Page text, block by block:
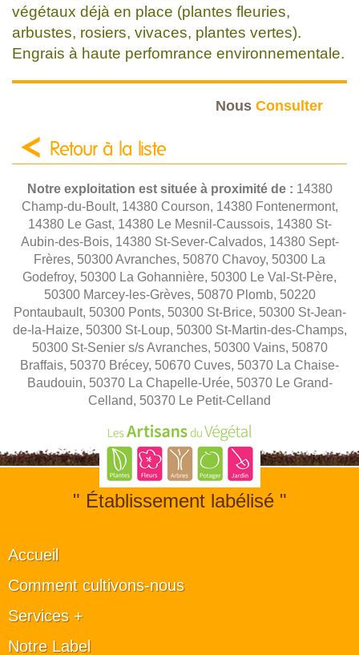
végétaux déjà en place (plantes fleuries,
arbustes, rosiers, vivaces, plantes vertes).
Engrais à haute perfomrance environnementale.
Nous Consulter
Retour à la liste
Notre exploitation est située à proximité de : 14380
Champ-du-Boult, 14380 Courson, 14380 Fontenermont,
14380 Le Gast, 14380 Le Mesnil-Caussois, 14380 St-
Aubin-des-Bois, 14380 St-Sever-Calvados, 14380 Sept-
Frères, 50300 Avranches, 50870 Chavoy, 50300 La
Godefroy, 50300 La Gohannière, 50300 Le Val-St-Père,
50300 Marcey-les-Grèves, 50870 Plomb, 50220
Pontaubault, 50300 Ponts, 50300 St-Brice, 50300 St-Jean-
de-la-Haize, 50300 St-Loup, 50300 St-Martin-des-Champs,
50300 St-Senier s/s Avranches, 50300 Vains, 50870
Braffais, 50370 Brécey, 50670 Cuves, 50370 La Chaise-
Baudouin, 50370 La Chapelle-Urée, 50370 Le Grand-
Celland, 50370 Le Petit-Celland
" Établissement labélisé "
Accueil
Comment cultivons-nous
Services +
Notre Label